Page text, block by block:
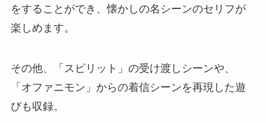
をすることができ、懐かしの名シーンのセリフが
楽しめます。
その他、「スピリット」の受け渡しシーンや、
「オファニモン」からの着信シーンを再現した遊
びも収録。